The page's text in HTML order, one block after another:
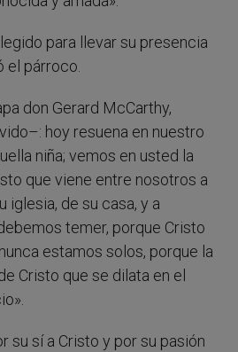
para llevar su presencia
el párroco.
don Gerard McCarthy,
hoy resuena en nuestro
niña; vemos en usted la
que viene entre nosotros a
iglesia, de su casa, y a
temer, porque Cristo
estamos solos, porque la
Cristo que se dilata en el
su sí a Cristo y por su pasión